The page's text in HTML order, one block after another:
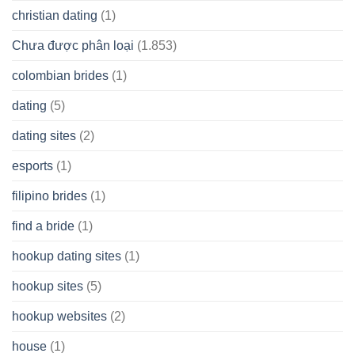
christian dating (1)
Chưa được phân loại (1.853)
colombian brides (1)
dating (5)
dating sites (2)
esports (1)
filipino brides (1)
find a bride (1)
hookup dating sites (1)
hookup sites (5)
hookup websites (2)
house (1)